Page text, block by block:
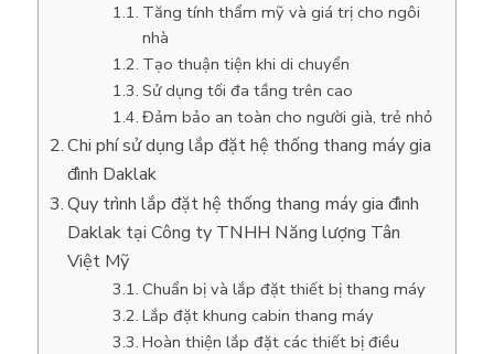
Tăng tính thẩm mỹ và giá trị cho ngôi
nhà
Tạo thuận tiện khi di chuyển
Sử dụng tối đa tầng trên cao
Đảm bảo an toàn cho người già, trẻ nhỏ
Chi phí sử dụng lắp đặt hệ thống thang máy gia
đình Daklak
Quy trình lắp đặt hệ thống thang máy gia đình
Daklak tại Công ty TNHH Năng lượng Tân
Việt Mỹ
Chuẩn bị và lắp đặt thiết bị thang máy
Lắp đặt khung cabin thang máy
Hoàn thiện lắp đặt các thiết bị điều